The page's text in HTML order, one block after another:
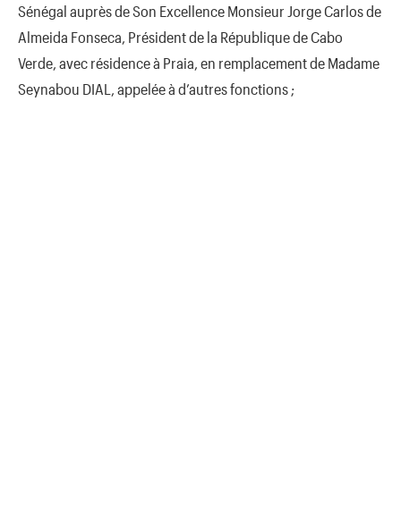
Sénégal auprès de Son Excellence Monsieur Jorge Carlos de
Almeida Fonseca, Président de la République de Cabo
Verde, avec résidence à Praia, en remplacement de Madame
Seynabou DIAL, appelée à d’autres fonctions ;